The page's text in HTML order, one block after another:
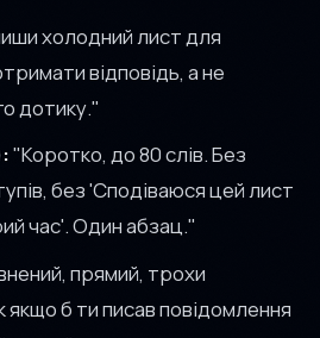
холодний лист для
відповідь, а не
дотику."
"Коротко, до 80 слів. Без
без 'Сподіваюся цей лист
час'. Один абзац."
прямий, трохи
якщо б ти писав повідомлення